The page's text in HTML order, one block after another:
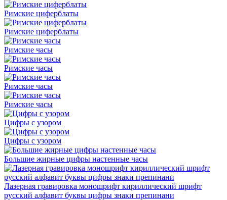
Римские циферблаты
Римские циферблаты
Римские часы
Римские часы
Римские часы
Римские часы
Цифры с узором
Цифры с узором
Большие жирные цифры настенные часы
Лазерная гравировка моношрифт кириллический шрифт
русский алфавит буквы цифры знаки препинани